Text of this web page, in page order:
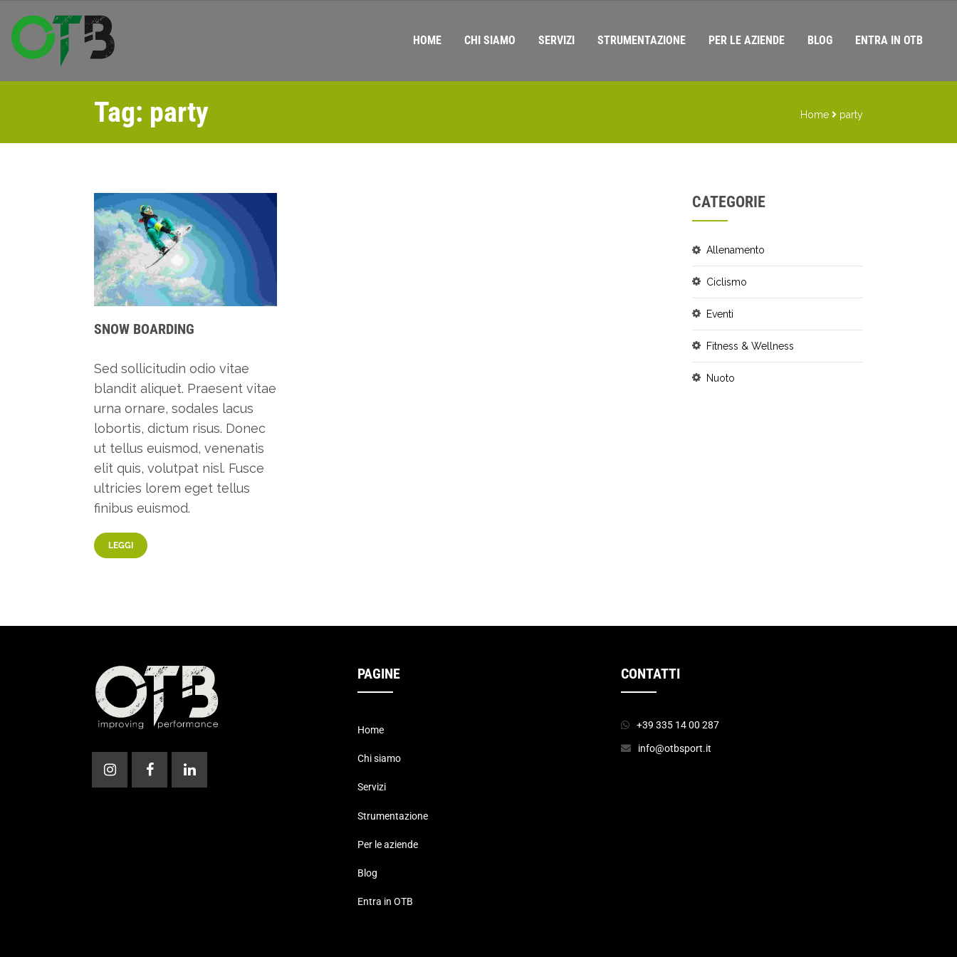
HOME CHI SIAMO SERVIZI STRUMENTAZIONE PER LE AZIENDE BLOG ENTRA IN OTB
Tag: party Home party
SNOW BOARDING
Sed sollicitudin odio vitae
blandit aliquet. Praesent vitae
urna ornare, sodales lacus
lobortis, dictum risus. Donec
ut tellus euismod, venenatis
elit quis, volutpat nisl. Fusce
ultricies lorem eget tellus
finibus euismod.
LEGGI
CATEGORIE
Allenamento
Ciclismo
Eventi
Fitness & Wellness
Nuoto
PAGINE
Home
Chi siamo
Servizi
Strumentazione
Per le aziende
Blog
Entra in OTB
CONTATTI
+39 335 14 00 287
info@otbsport.it